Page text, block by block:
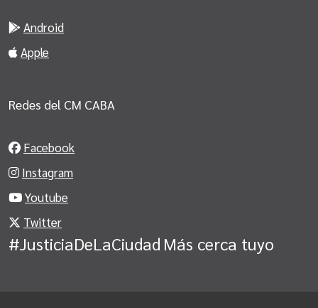
Android
Apple
Redes del CM CABA
Facebook
Instagram
Youtube
Twitter
#JusticiaDeLaCiudad Más cerca tuyo